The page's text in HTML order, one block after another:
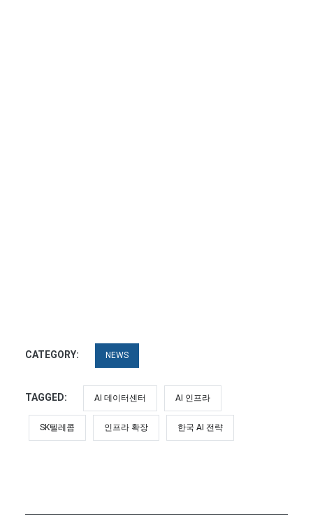
CATEGORY: NEWS
TAGGED: AI 데이터센터 AI 인프라
SK텔레콤 인프라 확장 한국 AI 전략